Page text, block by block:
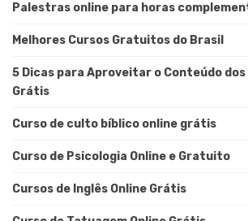
Palestras online para horas
Melhores Cursos Gratuitos do Brasil
5 Dicas para Aproveitar o Conteúdo dos
Grátis
Curso de culto bíblico online grátis
Curso de Psicologia Online e Gratuito
Cursos de Inglês Online Grátis